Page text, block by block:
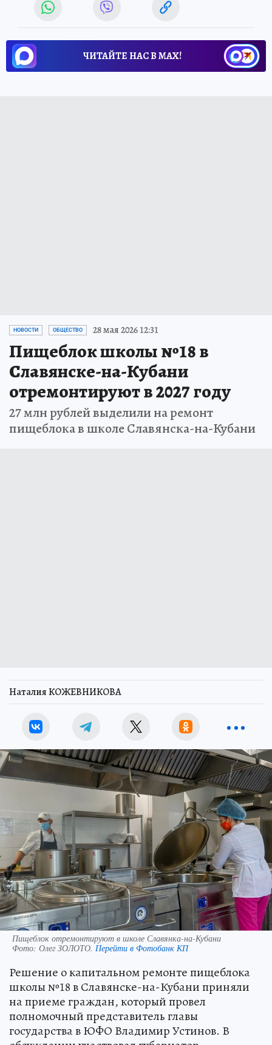
ЧИТАЙТЕ НАС В МАХ!
НОВОСТИ ОБЩЕСТВО 28 мая 2026 12:31
Пищеблок школы №18 в
Славянске-на-Кубани
отремонтируют в 2027 году
27 млн рублей выделили на ремонт
пищеблока в школе Славянска-на-Кубани
Наталия КОЖЕВНИКОВА
Пищеблок отремонтируют в школе Славянка-на-Кубани
Фото: Олег ЗОЛОТО. Перейти в Фотобанк КП
Решение о капитальном ремонте пищеблока
школы №18 в Славянске-на-Кубани приняли
на приеме граждан, который провел
полномочный представитель главы
государства в ЮФО Владимир Устинов. В